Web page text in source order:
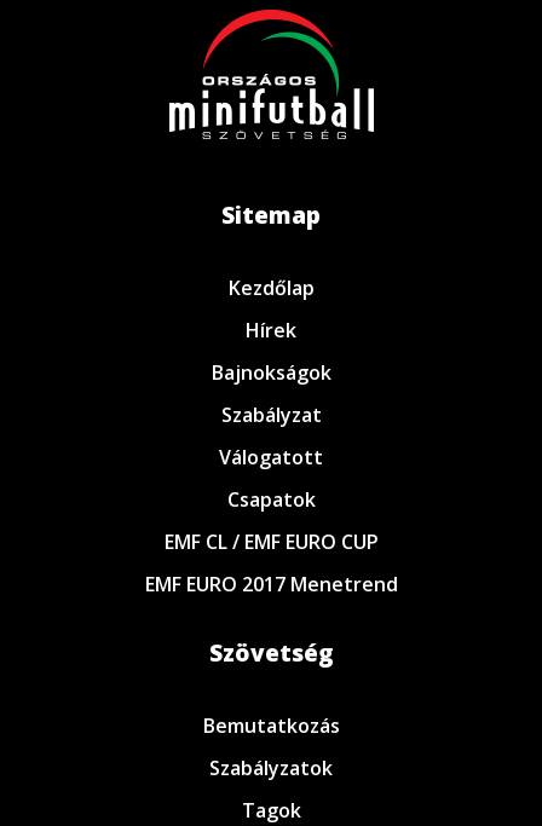
Sitemap
Kezdőlap
Hírek
Bajnokságok
Szabályzat
Válogatott
Csapatok
EMF CL / EMF EURO CUP
EMF EURO 2017 Menetrend
Szövetség
Bemutatkozás
Szabályzatok
Tagok